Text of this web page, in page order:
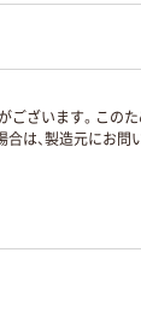
ございます。この
は、製造元にお問